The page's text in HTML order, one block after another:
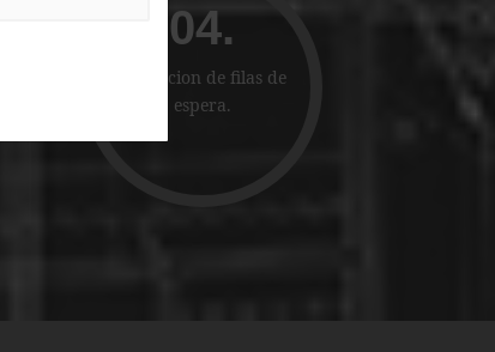
04.
Reduccion de filas de
espera.